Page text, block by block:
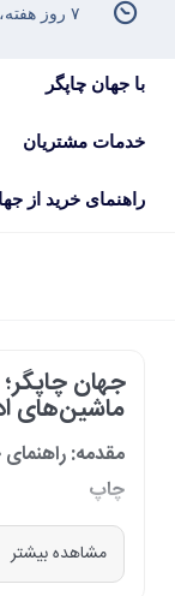
با جهان چاپگر
خدمات مشتریان
راهنمای خرید از
۷ روز هفته، از ساعت ۹ تا ۲۰ پاسخگوی شما هستیم
جهان
ماشین‌های
مقدمه:
چاپ
در دنیای پرشتاب
فناوری‌های نوین
مشاهده بیشتر